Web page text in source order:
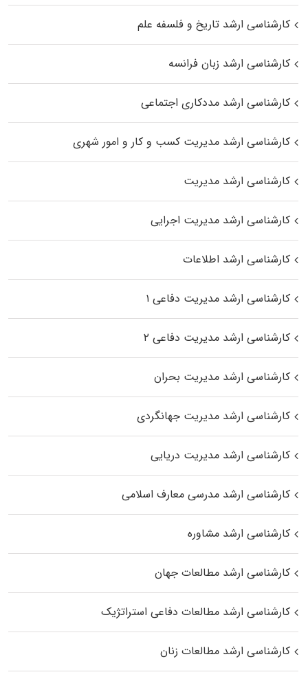
کارشناسی ارشد تاریخ و فلسفه علم
کارشناسی ارشد زبان فرانسه
کارشناسی ارشد مددکاری اجتماعی
کارشناسی ارشد مدیریت کسب و کار و امور شهری
کارشناسی ارشد مدیریت
کارشناسی ارشد مدیریت اجرایی
کارشناسی ارشد اطلاعات
کارشناسی ارشد مدیریت دفاعی ۱
کارشناسی ارشد مدیریت دفاعی ۲
کارشناسی ارشد مدیریت بحران
کارشناسی ارشد مدیریت جهانگردی
کارشناسی ارشد مدیریت دریایی
کارشناسی ارشد مدرسی معارف اسلامی
کارشناسی ارشد مشاوره
کارشناسی ارشد مطالعات جهان
کارشناسی ارشد مطالعات دفاعی استراتژیک
کارشناسی ارشد مطالعات زنان